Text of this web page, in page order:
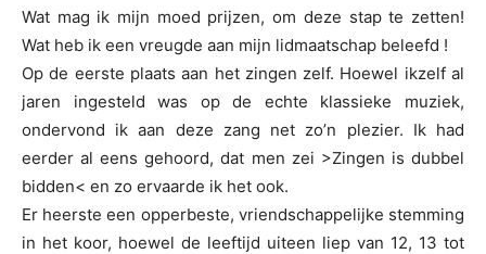
Wat mag ik mijn moed prijzen, om deze stap te zetten!
Wat heb ik een vreugde aan mijn lidmaatschap beleefd !
Op de eerste plaats aan het zingen zelf. Hoewel ikzelf al
jaren ingesteld was op de echte klassieke muziek,
ondervond ik aan deze zang net zo’n plezier. Ik had
eerder al eens gehoord, dat men zei >Zingen is dubbel
bidden< en zo ervaarde ik het ook.
Er heerste een opperbeste, vriendschappelijke stemming
in het koor, hoewel de leeftijd uiteen liep van 12, 13 tot